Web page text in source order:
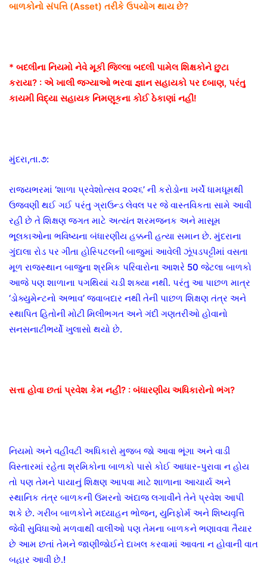
બાળકોનો સંપત્તિ (Asset) તરીકે ઉપયોગ થાય છે?
* બદલીના નિયમો નેવે મૂકી જિલ્લા બદલી પામેલ શિક્ષકોને છુટા
કરાયા? : એ ખાલી જગ્યાઓ ભરવા જ્ઞાન સહાયકો પર દબાણ, પરંતુ
કાયમી વિદ્યા સહાયક નિમણૂકના કોઈ ઠેકાણાં નહીં!
મુંદરા,તા.૭:
રાજ્યભરમાં ‘શાળા પ્રવેશોત્સવ ૨૦૨૬’ ની કરોડોના ખર્ચે ધામધૂમથી
ઉજવણી થઈ ગઈ પરંતુ ગ્રાઉન્ડ લેવલ પર જે વાસ્તવિકતા સામે આવી
રહી છે તે શિક્ષણ જગત માટે અત્યંત શરમજનક અને માસૂમ
ભૂલકાઓના ભવિષ્યના બંધારણીય હક્કની હત્યા સમાન છે. મુંદરાના
ગુંદાલા રોડ પર ગીતા હોસ્પિટલની બાજુમાં આવેલી ઝૂંપડપટ્ટીમાં વસતા
મૂળ રાજસ્થાન બાજુના શ્રમિક પરિવારોના આશરે 50 જેટલા બાળકો
આજે પણ શાળાના પગથિયાં ચડી શક્યા નથી. પરંતુ આ પાછળ માત્ર
‘ડોક્યુમેન્ટનો અભાવ’ જવાબદાર નથી તેની પાછળ શિક્ષણ તંત્ર અને
સ્થાપિત હિતોની મોટી મિલીભગત અને ગંદી ગણતરીઓ હોવાનો
સનસનાટીભર્યો ખુલાસો થયો છે.
સત્તા હોવા છતાં પ્રવેશ કેમ નહીં? : બંધારણીય અધિકારોનો ભંગ?
નિયમો અને વહીવટી અધિકારો મુજબ જો આવા ભૂંગા અને વાડી
વિસ્તારમાં રહેતા શ્રમિકોના બાળકો પાસે કોઈ આધાર-પુરાવા ન હોય
તો પણ તેમને પાયાનું શિક્ષણ આપવા માટે શાળાના આચાર્ય અને
સ્થાનિક તંત્ર બાળકની ઉંમરનો અંદાજ લગાવીને તેને પ્રવેશ આપી
શકે છે. ગરીબ બાળકોને મધ્યાહન ભોજન, યુનિફોર્મ અને શિષ્યવૃત્તિ
જેવી સુવિધાઓ મળવાથી વાલીઓ પણ તેમના બાળકને ભણાવવા તૈયાર
છે આમ છતાં તેમને જાણીજોઈને દાખલ કરવામાં આવતા ન હોવાની વાત
બહાર આવી છે.!